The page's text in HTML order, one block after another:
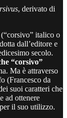
, derivato di
italico o
dall’editore e
secolo.
“corsivo”
Ma è attraverso
(Francesco da
suoi caratteri che
ad ottenere
il suo utilizzo.